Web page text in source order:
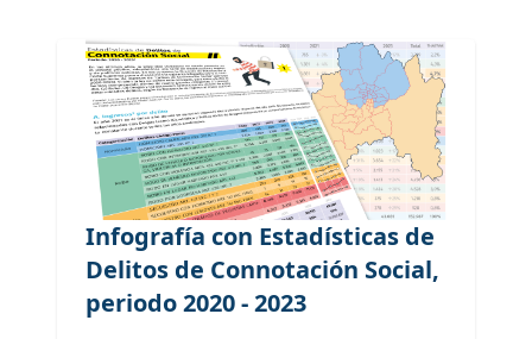
Infografía con Estadísticas de
Delitos de Connotación Social,
periodo 2020 - 2023